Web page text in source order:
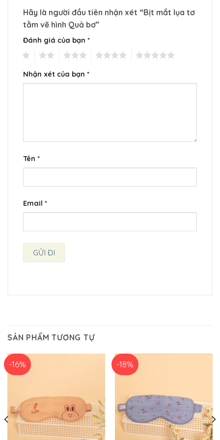
Hãy là người đầu tiên nhận xét “Bịt mắt lụa tơ
tằm vẽ hình Quả bơ”
Đánh giá của bạn *
Nhận xét của bạn *
Tên *
Email *
SẢN PHẨM TƯƠNG TỰ
-16% -18%